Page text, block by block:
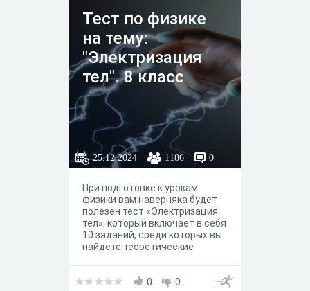
Тест по физике
на тему:
"Электризация
тел". 8 класс
25.12.2024 1186 0
При подготовке к урокам
физики вам наверняка будет
полезен тест «Электризация
тел», который включает в себя
10 заданий, среди которых вы
найдете теоретические
ответить на вопрос и найти
0 0